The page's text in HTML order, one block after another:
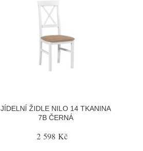
JÍDELNÍ ŽIDLE NILO 14 TKANINA
7B ČERNÁ
2 598 Kč